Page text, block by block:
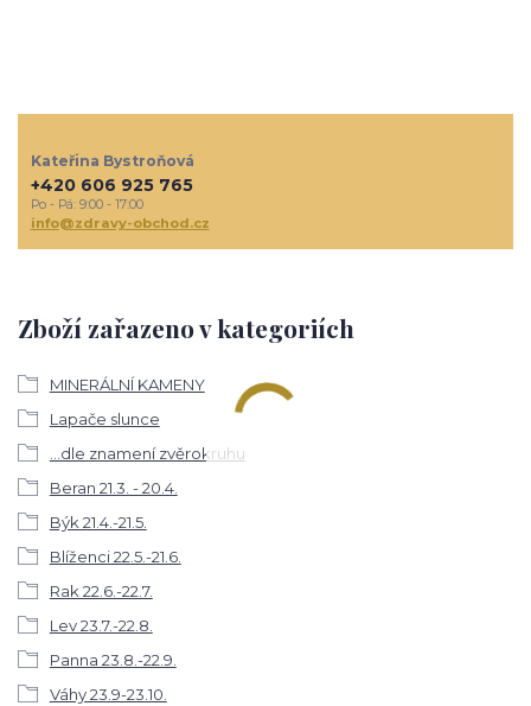
Zboží zařazeno v kategoriích
MINERÁLNÍ KAMENY
Lapače slunce
...dle znamení zvěrokruhu
Beran 21.3. - 20.4.
Býk 21.4.-21.5.
Blíženci 22.5.-21.6.
Rak 22.6.-22.7.
Lev 23.7.-22.8.
Panna 23.8.-22.9.
Váhy 23.9-23.10.
Kateřina Bystroňová
+420 606 925 765
Po - Pá: 9:00 - 17:00
info@zdravy-obchod.cz